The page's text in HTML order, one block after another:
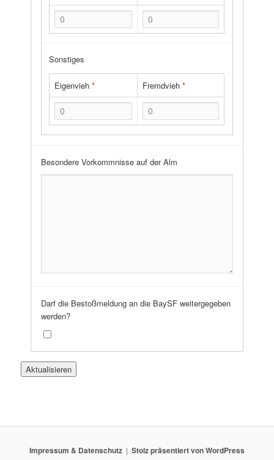
Sonstiges
Eigenvieh* Fremdvieh*
Besondere Vorkommnisse auf der Alm
Darf die Bestoßmeldung an die BaySF weitergegeben
werden?
Impressum & Datenschutz Stolz präsentiert von WordPress